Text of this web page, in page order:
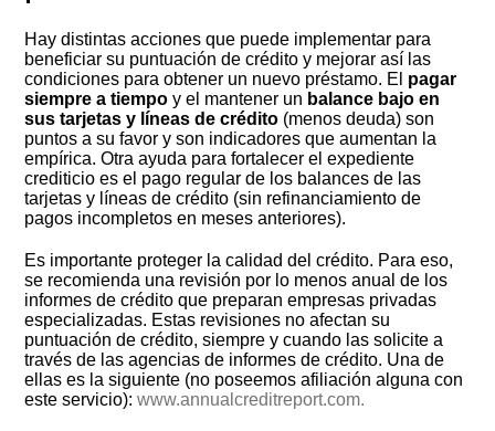
Hay distintas acciones que puede implementar para
beneficiar su puntuación de crédito y mejorar así las
condiciones para obtener un nuevo préstamo. El pagar
siempre a tiempo y el mantener un balance bajo en
sus tarjetas y líneas de crédito (menos deuda) son
puntos a su favor y son indicadores que aumentan la
empírica. Otra ayuda para fortalecer el expediente
crediticio es el pago regular de los balances de las
tarjetas y líneas de crédito (sin refinanciamiento de
pagos incompletos en meses anteriores).
Es importante proteger la calidad del crédito. Para eso,
se recomienda una revisión por lo menos anual de los
informes de crédito que preparan empresas privadas
especializadas. Estas revisiones no afectan su
puntuación de crédito, siempre y cuando las solicite a
través de las agencias de informes de crédito. Una de
ellas es la siguiente (no poseemos afiliación alguna con
este servicio):www.annualcreditreport.com.